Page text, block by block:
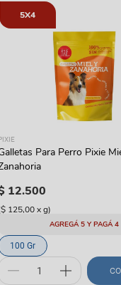
5X4
Para Perro Pixie
12.500
$ 125,00xg)
AGREGÁ 5 Y PAGÁ 4
100 Gr